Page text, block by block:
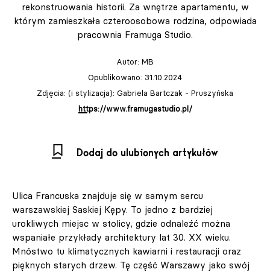
rekonstruowania historii. Za wnętrze apartamentu, w
którym zamieszkała czteroosobowa rodzina, odpowiada
pracownia Framuga Studio.
Autor: MB
Opublikowano: 31.10.2024
Zdjęcia: (i stylizacja): Gabriela Bartczak - Pruszyńska
https://www.framugastudio.pl/
Dodaj do ulubionych artykułów
Ulica Francuska znajduje się w samym sercu
warszawskiej Saskiej Kępy. To jedno z bardziej
urokliwych miejsc w stolicy, gdzie odnaleźć można
wspaniałe przykłady architektury lat 30. XX wieku.
Mnóstwo tu klimatycznych kawiarni i restauracji oraz
pięknych starych drzew. Tę część Warszawy jako swój